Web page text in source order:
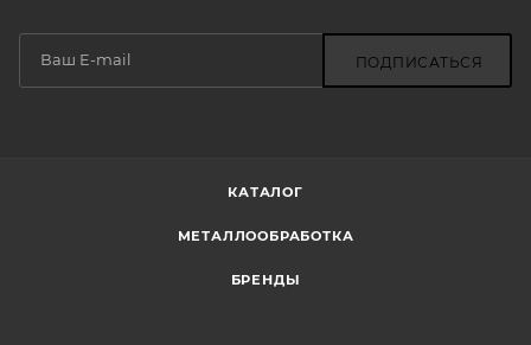
ПОДПИСАТЬСЯ
КАТАЛОГ
МЕТАЛЛООБРАБОТКА
БРЕНДЫ